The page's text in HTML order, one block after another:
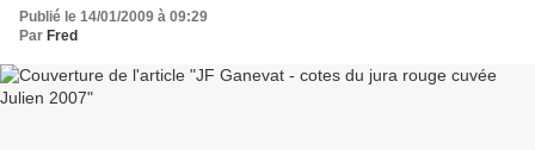
Publié le 14/01/2009 à 09:29
Par Fred